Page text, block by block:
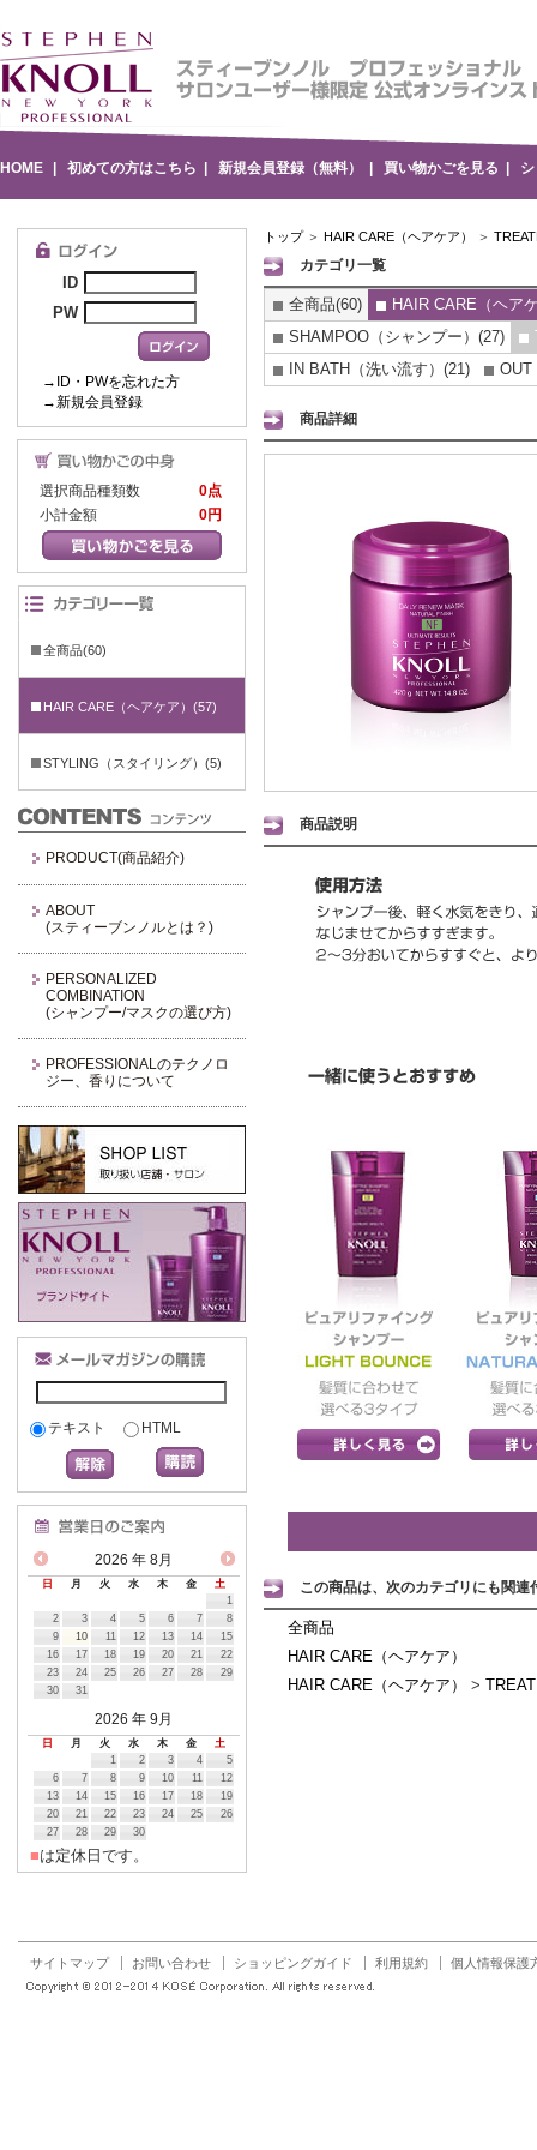
HOME 初めての方はこちら 新規会員登録（無料） 買い物かごを見る
ID
PW
→ID・PWを忘れた方
→新規会員登録
選択商品種類数
0点
小計金額
0円
全商品(60)
HAIR CARE（ヘアケア）(57)
STYLING（スタイリング）(5)
PRODUCT(商品紹介)
ABOUT
(スティーブンノルとは？)
PERSONALIZED
COMBINATION
(シャンプー/マスクの選び方)
PROFESSIONALのテクノロ
ジー、香りについて
テキスト HTML
2026 年 8月
日 月 火 水 木 金
土
1
2
3 4 5 6 7
8
9
10 11 12 13 14
15
16
17 18 19 20 21
22
23
24 25 26 27 28
29
30
31
2026 年 9月
日 月 火 水 木 金
土
1
2 3 4
5
6
7 8 9 10 11
12
13
14 15 16 17 18
19
20
21 22 23 24 25
26
27
28 29 30
■は定休日です。
トップ ＞ HAIR CARE（ヘアケア） ＞
カテゴリ一覧
全商品(60)
HAIR CARE（ヘア
SHAMPOO（シャンプー）(27)
IN BATH（洗い流す）(21)
OUT
商品詳細
商品説明
この商品は、次のカテゴリにも関連
全商品
HAIR CARE（ヘアケア）
HAIR CARE（ヘアケア） >
サイトマップ お問い合わせ ショッピングガイド 利用規約 個人情報保護